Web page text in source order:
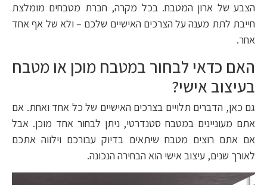
הצבע של ארון המטבח. בכל מקרה, חברת מטבחים מומלצת
חייבת לתת מענה על הצרכים האישיים שלכם – ולא של אף אחד
אחר.
האם כדאי לבחור במטבח מוכן או מטבח
בעיצוב אישי?
גם כאן, הדברים תלויים בצרכים האישיים של כל אחד ואחת. אם
אתם מעוניינים במטבח סטנדרטי, ניתן לבחור אחד מוכן. אבל
אם אתם רוצים מטבח שיתאים בדיוק עבורכם וילווה אתכם
לאורך שנים, עיצוב אישי הוא הבחירה הנכונה.